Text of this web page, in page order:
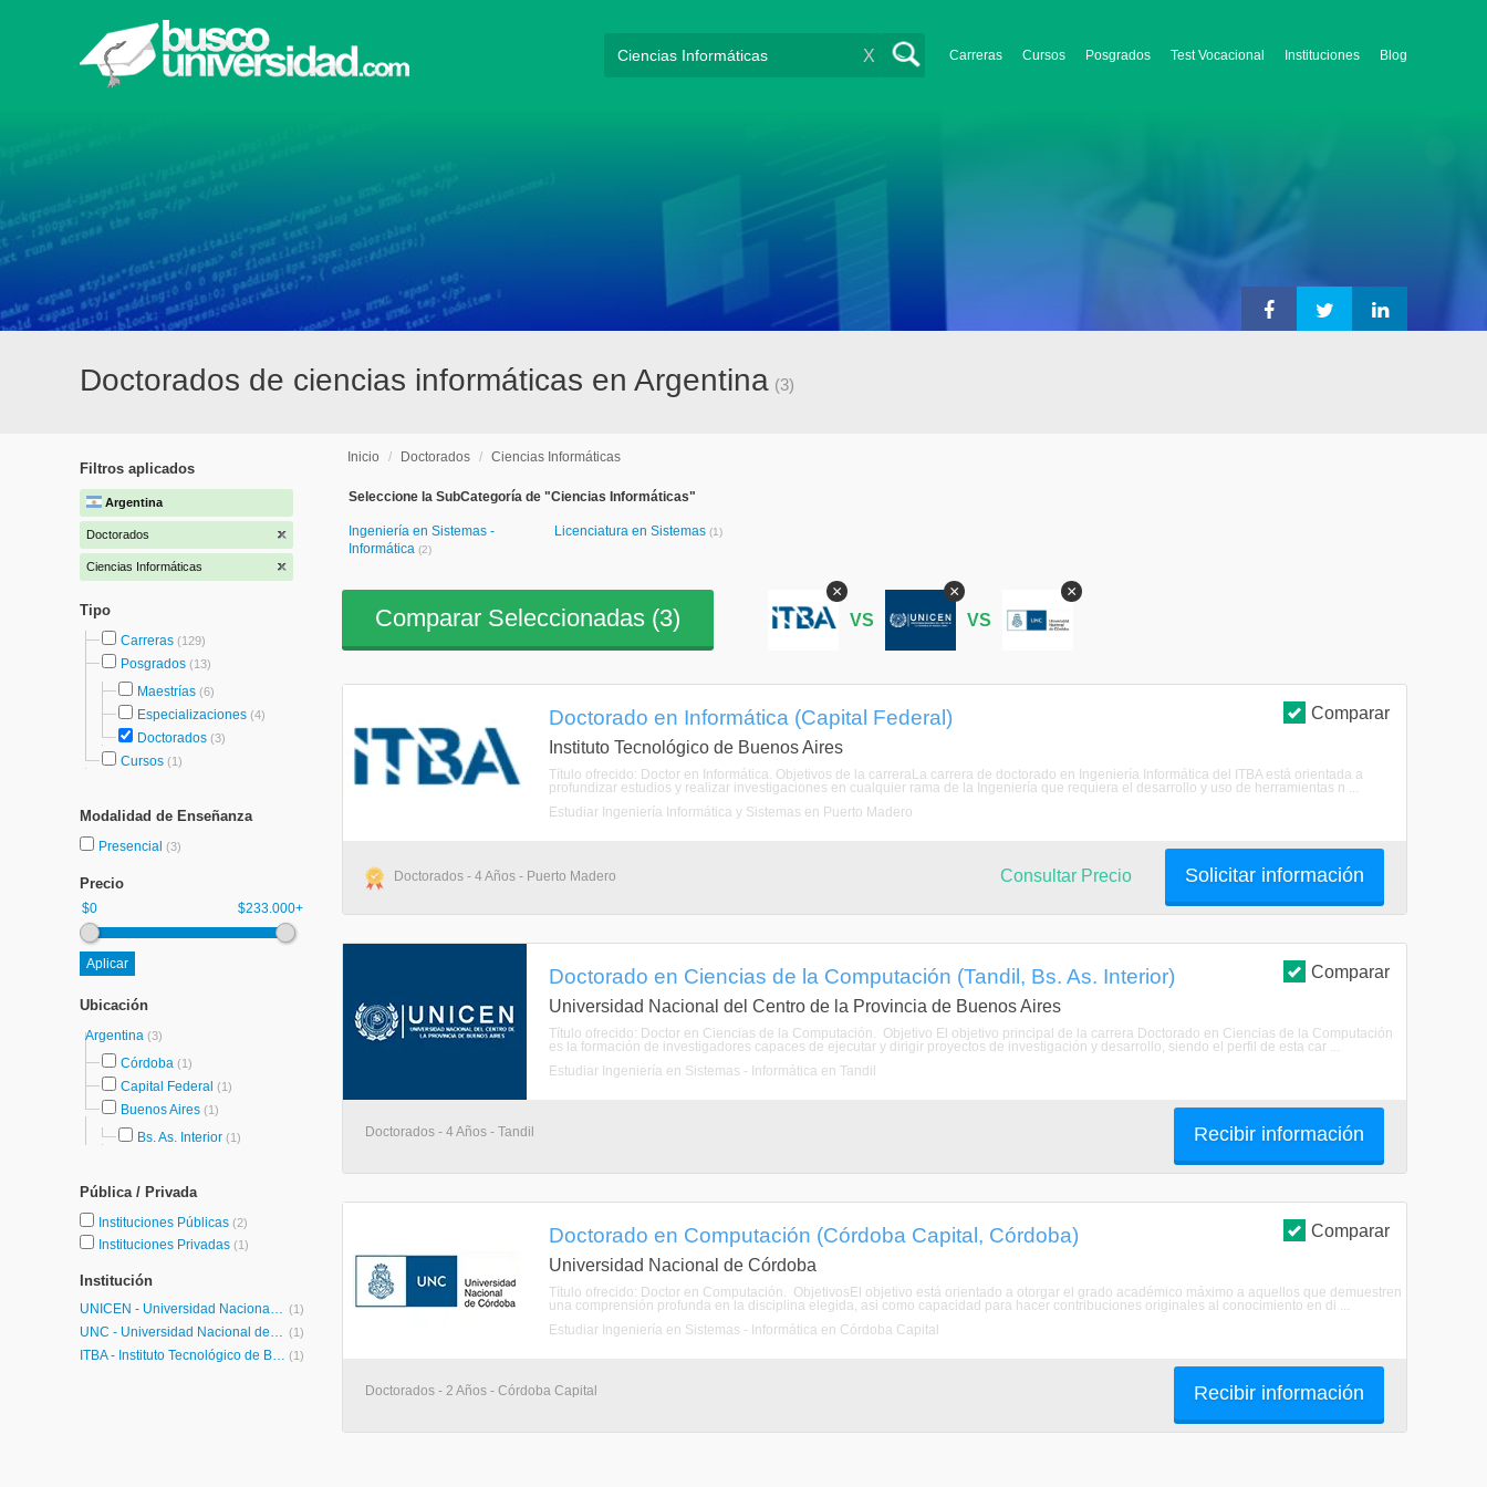
Carreras Cursos Posgrados Test Vocacional Instituciones Blog
X
Doctorados de ciencias informáticas en Argentina (3)
Filtros aplicados
Argentina
Doctorados
Ciencias Informáticas
Tipo
Carreras (129)
Posgrados (13)
Maestrías (6)
Especializaciones (4)
Doctorados (3)
Cursos (1)
Modalidad de Enseñanza
Presencial (3)
Precio
$0 $233.000+
Ubicación
Argentina (3)
Córdoba (1)
Capital Federal (1)
Buenos Aires (1)
Bs. As. Interior (1)
Pública / Privada
Instituciones Públicas (2)
Instituciones Privadas (1)
Institución
UNICEN - Universidad Nacional del Centro de la Provincia de Buenos Aires (1)
UNC - Universidad Nacional de Córdoba (1)
ITBA - Instituto Tecnológico de Buenos Aires (1)
Inicio / Doctorados / Ciencias Informáticas
Seleccione la SubCategoría de "Ciencias Informáticas"
Ingeniería en Sistemas -
Informática (2)
Licenciatura en Sistemas (1)
Comparar Seleccionadas (3)
×
VS
×
VS
×
Comparar
Doctorado en Informática (Capital Federal)
Instituto Tecnológico de Buenos Aires
Título ofrecido: Doctor en Informática. Objetivos de la carreraLa carrera de doctorado en Ingeniería Informática del ITBA está orientada a
profundizar estudios y realizar investigaciones en cualquier rama de la Ingeniería que requiera el desarrollo y uso de herramientas n ...
Estudiar Ingeniería Informática y Sistemas en Puerto Madero
Doctorados - 4 Años - Puerto Madero Solicitar información
Consultar Precio
Comparar
Doctorado en Ciencias de la Computación (Tandil, Bs. As. Interior)
Universidad Nacional del Centro de la Provincia de Buenos Aires
Título ofrecido: Doctor en Ciencias de la Computación. Objetivo El objetivo principal de la carrera Doctorado en Ciencias de la Computación
es la formación de investigadores capaces de ejecutar y dirigir proyectos de investigación y desarrollo, siendo el perfil de esta car ...
Estudiar Ingeniería en Sistemas - Informática en Tandil
Doctorados - 4 Años - Tandil Recibir información
Comparar
Doctorado en Computación (Córdoba Capital, Córdoba)
Universidad Nacional de Córdoba
Título ofrecido: Doctor en Computación. ObjetivosEl objetivo está orientado a otorgar el grado académico máximo a aquellos que demuestren
una comprensión profunda en la disciplina elegida, asi como capacidad para hacer contribuciones originales al conocimiento en di ...
Estudiar Ingeniería en Sistemas - Informática en Córdoba Capital
Doctorados - 2 Años - Córdoba Capital Recibir información